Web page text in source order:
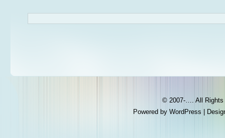
© 2007-…. All
Powered by WordPress |